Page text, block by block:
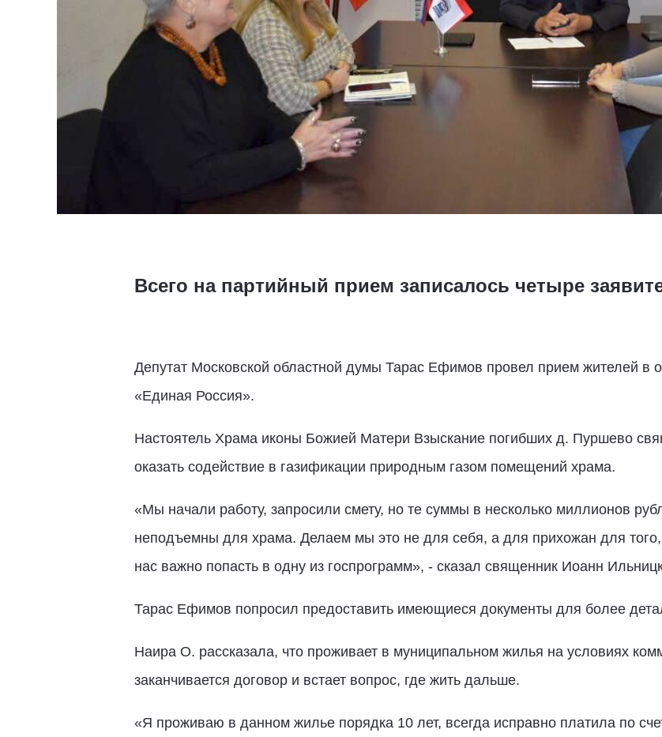
Всего на партийный прием записалось четыре
Депутат Московской областной думы Тарас Ефимов провел прием жителей в
«Единая Россия».
Настоятель Храма иконы Божией Матери Взыскание погибших д. Пуршево
оказать содействие в газификации природным газом помещений храма.
«Мы начали работу, запросили смету, но те суммы в несколько миллионов
неподъемны для храма. Делаем мы это не для себя, а для прихожан для
нас важно попасть в одну из госпрограмм», - сказал священник Иоанн
Тарас Ефимов попросил предоставить имеющиеся документы для более
Наира О. рассказала, что проживает в муниципальном жилья на условиях
заканчивается договор и встает вопрос, где жить дальше.
«Я проживаю в данном жилье порядка 10 лет, всегда исправно платила по